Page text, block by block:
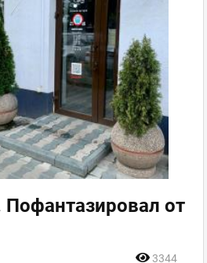
Пофантазировал от
3344